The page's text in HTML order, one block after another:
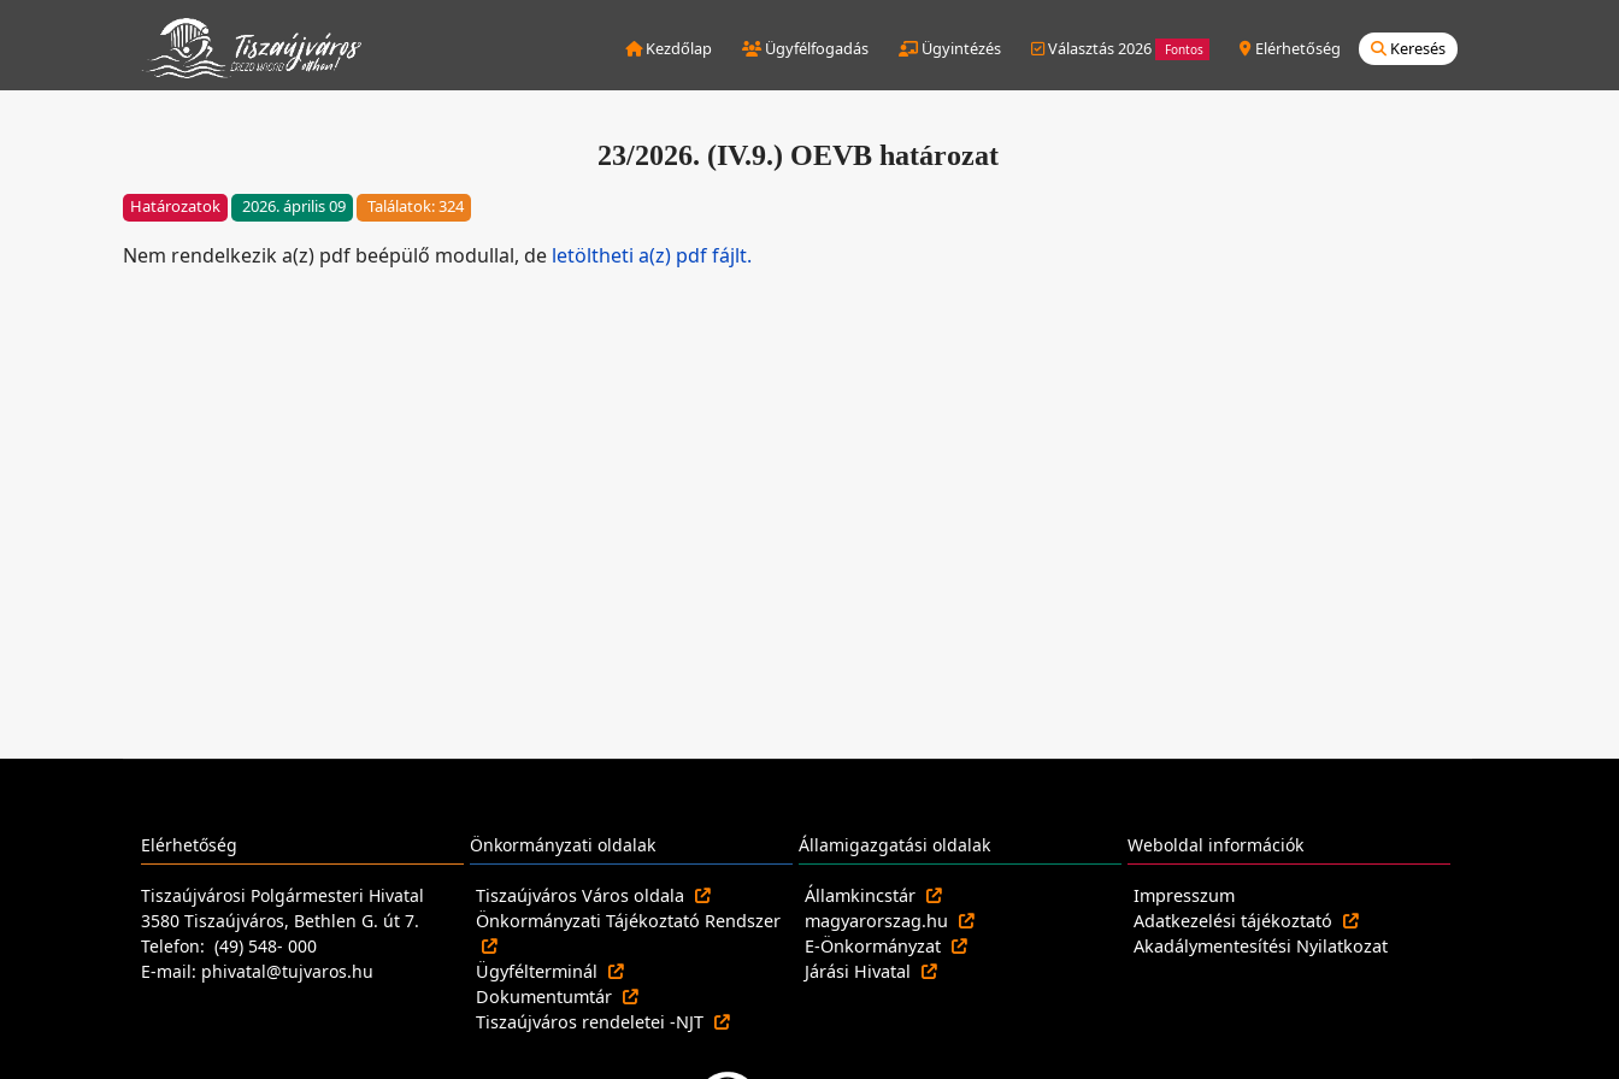
Kezdőlap Ügyfélfogadás Ügyintézés Választás 2026 Fontos Elérhetőség Keresés
23/2026. (IV.9.) OEVB határozat
Határozatok 2026. április 09 Találatok: 324
Nem rendelkezik a(z) pdf beépülő modullal, de letöltheti a(z) pdf fájlt.
Elérhetőség
Tiszaújvárosi Polgármesteri Hivatal
3580 Tiszaújváros, Bethlen G. út 7.
Telefon: (49) 548- 000
E-mail: phivatal@tujvaros.hu
Önkormányzati oldalak
Tiszaújváros Város oldala
Önkormányzati Tájékoztató Rendszer
Ügyfélterminál
Dokumentumtár
Tiszaújváros rendeletei -NJT
Államigazgatási oldalak
Államkincstár
magyarorszag.hu
E-Önkormányzat
Járási Hivatal
Weboldal információk
Impresszum
Adatkezelési tájékoztató
Akadálymentesítési Nyilatkozat